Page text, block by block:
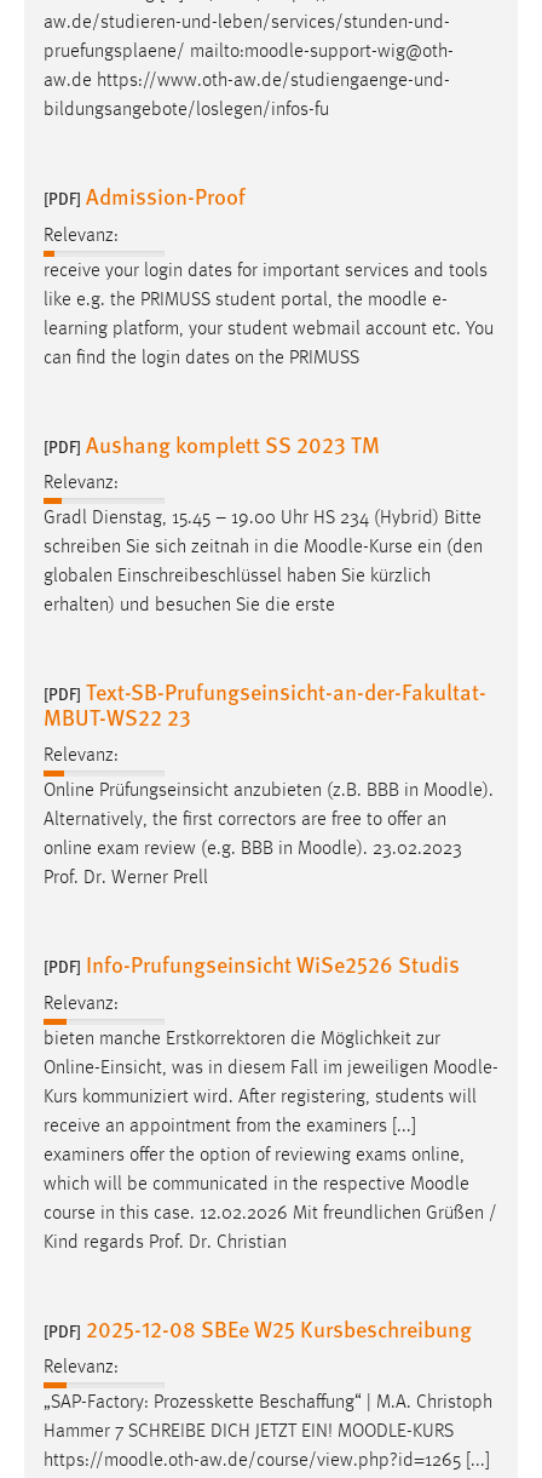
aw.de/studieren-und-leben/services/stunden-und-
pruefungsplaene/ mailto:moodle-support-wig@oth-
aw.de https://www.oth-aw.de/studiengaenge-und-
bildungsangebote/loslegen/infos-fu
[PDF] Admission-Proof
Relevanz:
receive your login dates for important services and tools
like e.g. the PRIMUSS student portal, the moodle e-
learning platform, your student webmail account etc. You
can find the login dates on the PRIMUSS
[PDF] Aushang komplett SS 2023 TM
Relevanz:
Gradl Dienstag, 15.45 – 19.00 Uhr HS 234 (Hybrid) Bitte
schreiben Sie sich zeitnah in die Moodle-Kurse ein (den
globalen Einschreibeschlüssel haben Sie kürzlich
erhalten) und besuchen Sie die erste
[PDF] Text-SB-Prufungseinsicht-an-der-Fakultat-
MBUT-WS22 23
Relevanz:
Online Prüfungseinsicht anzubieten (z.B. BBB in Moodle).
Alternatively, the first correctors are free to offer an
online exam review (e.g. BBB in Moodle). 23.02.2023
Prof. Dr. Werner Prell
[PDF] Info-Prufungseinsicht WiSe2526 Studis
Relevanz:
bieten manche Erstkorrektoren die Möglichkeit zur
Online-Einsicht, was in diesem Fall im jeweiligen Moodle-
Kurs kommuniziert wird. After registering, students will
receive an appointment from the examiners [...]
examiners offer the option of reviewing exams online,
which will be communicated in the respective Moodle
course in this case. 12.02.2026 Mit freundlichen Grüßen /
Kind regards Prof. Dr. Christian
[PDF] 2025-12-08 SBEe W25 Kursbeschreibung
Relevanz:
„SAP-Factory: Prozesskette Beschaffung“ | M.A. Christoph
Hammer 7 SCHREIBE DICH JETZT EIN! MOODLE-KURS
https://moodle.oth-aw.de/course/view.php?id=1265 [...]
EXTERNE MEDIEN
Um Inhalte von Videoplattformen und Social Media
Plattformen anzeigen zu können, werden von diesen
externen Medien Cookies gesetzt.
Vimeo